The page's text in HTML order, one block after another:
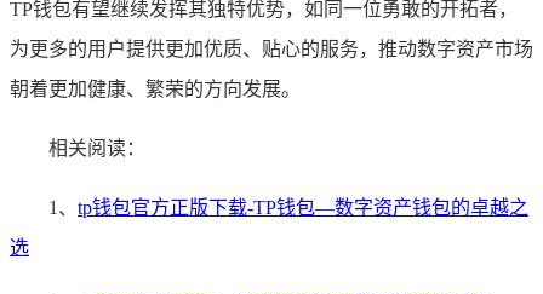
TP钱包有望继续发挥其独特优势，如同一位勇敢的开拓者，
为更多的用户提供更加优质、贴心的服务，推动数字资产市场
朝着更加健康、繁荣的方向发展。
相关阅读：
1、 tp钱包官方正版下载-TP钱包—数字资产钱包的卓越之
选